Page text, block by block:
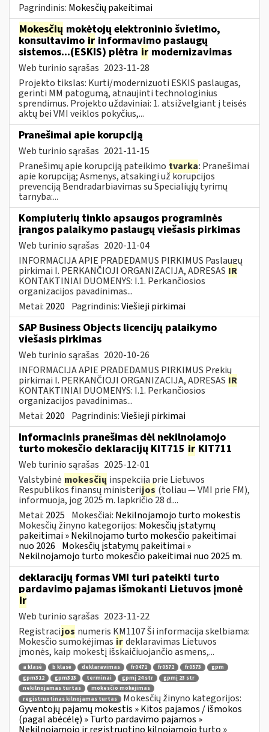
Pagrindinis: Mokesčių pakeitimai
Mokesčių mokėtojų elektroninio švietimo,
konsultavimo ir informavimo paslaugų
sistemos...(ESKIS) plėtra ir modernizavimas
Web turinio sąrašas 2023-11-28
Projekto tikslas: Kurti/modernizuoti ESKIS paslaugas,
gerinti MM patogumą, atnaujinti technologinius
sprendimus. Projekto uždaviniai: 1. atsižvelgiant į teisės
aktų bei VMI veiklos pokyčius,...
Pranešimai apie korupciją
Web turinio sąrašas 2021-11-15
Pranešimų apie korupciją pateikimo tvarka: Pranešimai
apie korupciją; Asmenys, atsakingi už korupcijos
prevenciją Bendradarbiavimas su Specialiųjų tyrimų
tarnyba:...
Kompiuterių tinklo apsaugos programinės
įrangos palaikymo paslaugų viešasis pirkimas
Web turinio sąrašas 2020-11-04
INFORMACIJA APIE PRADEDAMUS PIRKIMUS Paslaugų
pirkimai I. PERKANČIOJI ORGANIZACIJA, ADRESAS IR
KONTAKTINIAI DUOMENYS: I.1. Perkančiosios
organizacijos pavadinimas...
Metai: 2020 Pagrindinis:Viešieji pirkimai
SAP Business Objects licencijų palaikymo
viešasis pirkimas
Web turinio sąrašas 2020-10-26
INFORMACIJA APIE PRADEDAMUS PIRKIMUS Prekių
pirkimai I. PERKANČIOJI ORGANIZACIJA, ADRESAS IR
KONTAKTINIAI DUOMENYS: I.1. Perkančiosios
organizacijos pavadinimas...
Metai: 2020 Pagrindinis:Viešieji pirkimai
Informacinis pranešimas dėl nekilnojamojo
turto mokesčio deklaracijų KIT715 ir KIT711
Web turinio sąrašas 2025-12-01
Valstybinė mokesčių inspekcija prie Lietuvos
Respublikos finansų ministerijos (toliau — VMI prie FM),
informuoja, jog 2025 m. lapkričio 28 d....
Metai: 2025 Mokesčiai: Nekilnojamojo turto mokestis
Mokesčių žinyno kategorijos: Mokesčių įstatymų
pakeitimai » Nekilnojamo turto mokesčio pakeitimai
nuo 2026 Mokesčių įstatymų pakeitimai »
Nekilnojamojo turto mokesčio pakeitimai nuo 2025 m.
deklaracijų formas VMI turi pateikti turto
pardavimo pajamas išmokanti Lietuvos įmonė
ir
Web turinio sąrašas 2023-11-22
Registracijos numeris KM1107 Ši informacija skelbiama:
Mokesčio sumokėjimas irdeklaravimas Lietuvos
įmonės, kaip mokestį išskaičiuojančio asmens,...
a klasė b klasė deklaravimas fr0471 fr0572 fr0573
gpm
gpm312
gpm313 terminai gpmį 24 str
gpmį 23 str
nekilnojamas turtas
mokesčio mokėjimas
registruotinas kilnojamas turtas
Mokesčių žinyno kategorijos:
Gyventojų pajamų mokestis » Kitos pajamos / išmokos
(pagal abėcėlę) » Turto pardavimo pajamos »